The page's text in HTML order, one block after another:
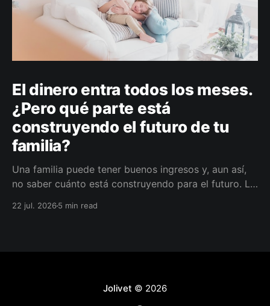
El dinero entra todos los meses.
¿Pero qué parte está
construyendo el futuro de tu
familia?
Una familia puede tener buenos ingresos y, aun así,
no saber cuánto está construyendo para el futuro. La
darle a cada parte del ingreso un propósito, un plazo
22 jul. 20265 min read
Jolivet © 2026